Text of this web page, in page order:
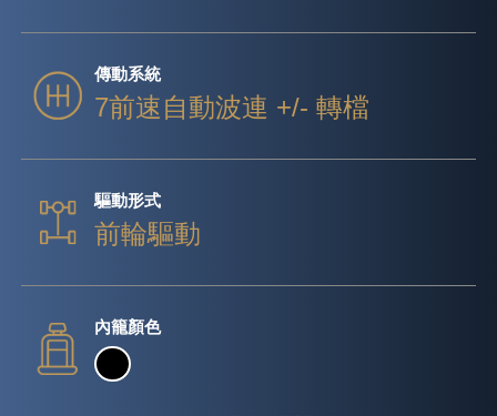
傳動系統
7前速自動波連 +/- 轉檔
驅動形式
前輪驅動
內籠顏色